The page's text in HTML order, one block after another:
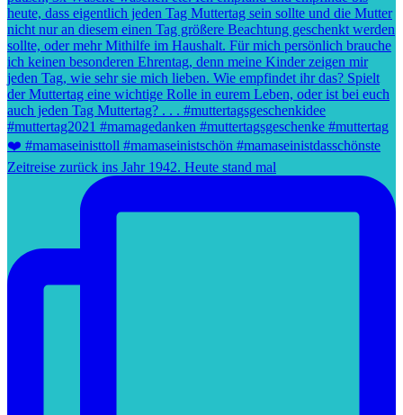
Zeitreise zurück ins Jahr 1942. Heute stand mal